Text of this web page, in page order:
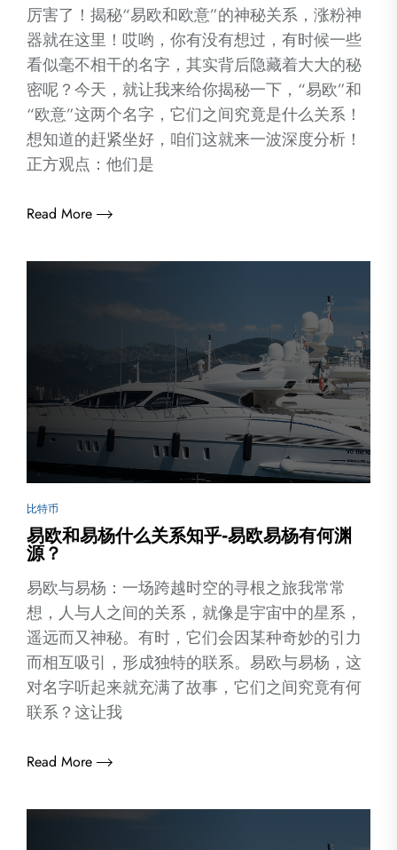
厉害了！揭秘“易欧和欧意”的神秘关系，涨粉神
器就在这里！哎哟，你有没有想过，有时候一些
看似毫不相干的名字，其实背后隐藏着大大的秘
密呢？今天，就让我来给你揭秘一下，“易欧”和
“欧意”这两个名字，它们之间究竟是什么关系！
想知道的赶紧坐好，咱们这就来一波深度分析！
正方观点：他们是
Read More
比特币
易欧和易杨什么关系知乎-易欧易杨有何渊
源？
易欧与易杨：一场跨越时空的寻根之旅我常常
想，人与人之间的关系，就像是宇宙中的星系，
遥远而又神秘。有时，它们会因某种奇妙的引力
而相互吸引，形成独特的联系。易欧与易杨，这
对名字听起来就充满了故事，它们之间究竟有何
联系？这让我
Read More